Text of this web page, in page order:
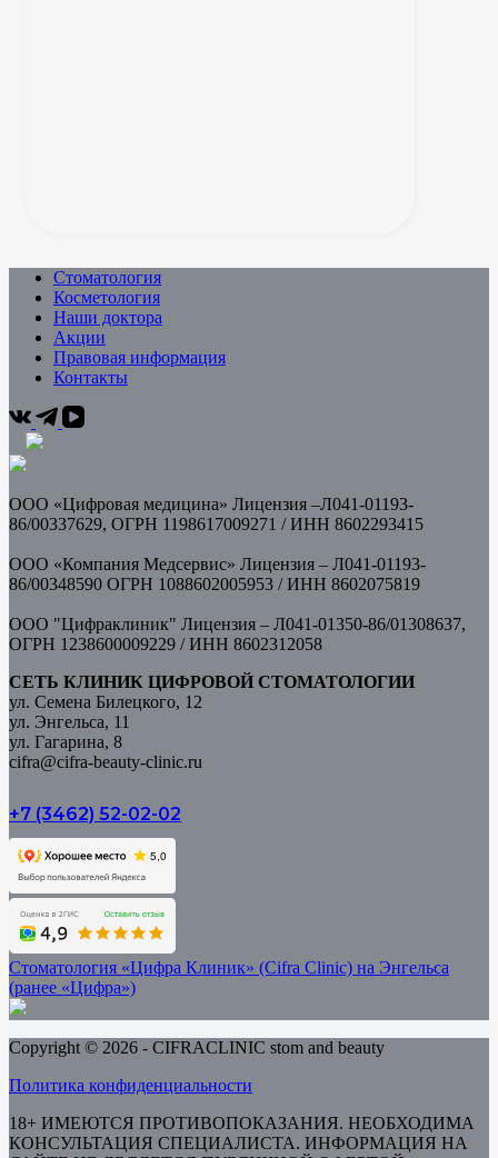
Стоматология
Косметология
Наши доктора
Акции
Правовая информация
Контакты
ООО «Цифровая медицина» Лицензия –Л041-01193-
86/00337629, ОГРН 1198617009271 / ИНН 8602293415
ООО «Компания Медсервис» Лицензия – Л041-01193-
86/00348590 ОГРН 1088602005953 / ИНН 8602075819
ООО "Цифраклиник" Лицензия – Л041-01350-86/01308637,
ОГРН 1238600009229 / ИНН 8602312058
СЕТЬ КЛИНИК ЦИФРОВОЙ СТОМАТОЛОГИИ
ул. Семена Билецкого, 12
ул. Энгельса, 11
ул. Гагарина, 8
cifra@cifra-beauty-clinic.ru
+7 (3462) 52-02-02
Стоматология «Цифра Клиник» (Cifra Clinic) на Энгельса
(ранее «Цифра»)
Copyright © 2026 - CIFRACLINIC stom and beauty
Политика конфиденциальности
18+ ИМЕЮТСЯ ПРОТИВОПОКАЗАНИЯ. НЕОБХОДИМА
КОНСУЛЬТАЦИЯ СПЕЦИАЛИСТА. ИНФОРМАЦИЯ НА